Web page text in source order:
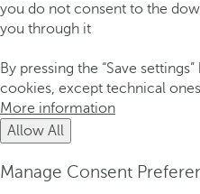
you do not consent to the
you through it
By pressing the “Save
cookies, except technical
More information
Allow All
Manage Consent